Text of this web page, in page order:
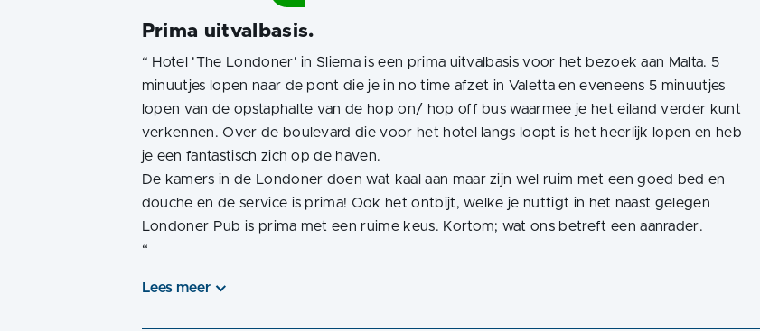
Prima uitvalbasis.
“ Hotel 'The Londoner' in Sliema is een prima uitvalbasis voor het bezoek aan Malta. 5
minuutjes lopen naar de pont die je in no time afzet in Valetta en eveneens 5 minuutjes
lopen van de opstaphalte van de hop on/ hop off bus waarmee je het eiland verder kunt
verkennen. Over de boulevard die voor het hotel langs loopt is het heerlijk lopen en heb
je een fantastisch zich op de haven.
De kamers in de Londoner doen wat kaal aan maar zijn wel ruim met een goed bed en
douche en de service is prima! Ook het ontbijt, welke je nuttigt in het naast gelegen
“
Lees meer